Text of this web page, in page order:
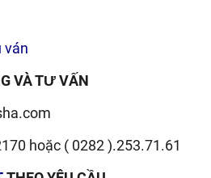
ván
VÀ TƯ VẤN
hoặc ( 0282 ).253.71.61